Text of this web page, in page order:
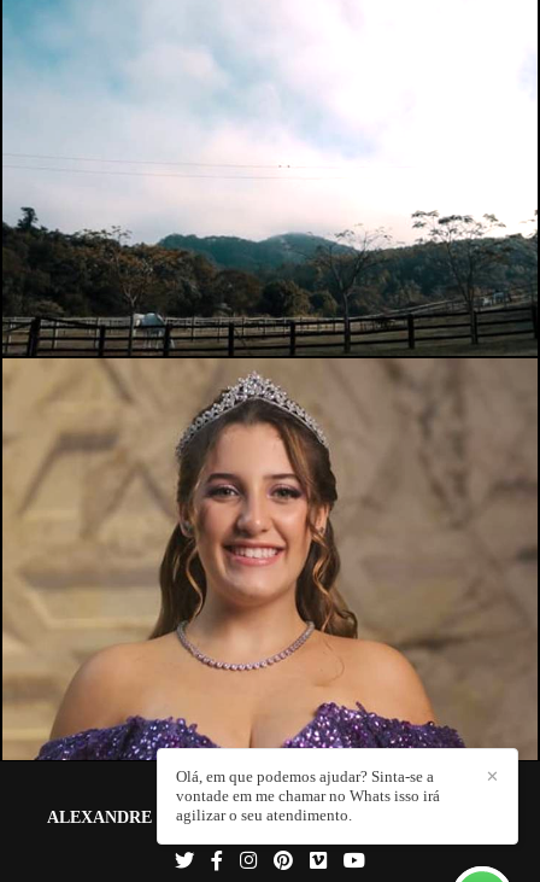
360 0
ALEXANDRE BOZO FOTOGRAFIA E FILMS
✕
Olá, em que podemos ajudar? Sinta-se a
vontade em me chamar no Whats isso irá
agilizar o seu atendimento.